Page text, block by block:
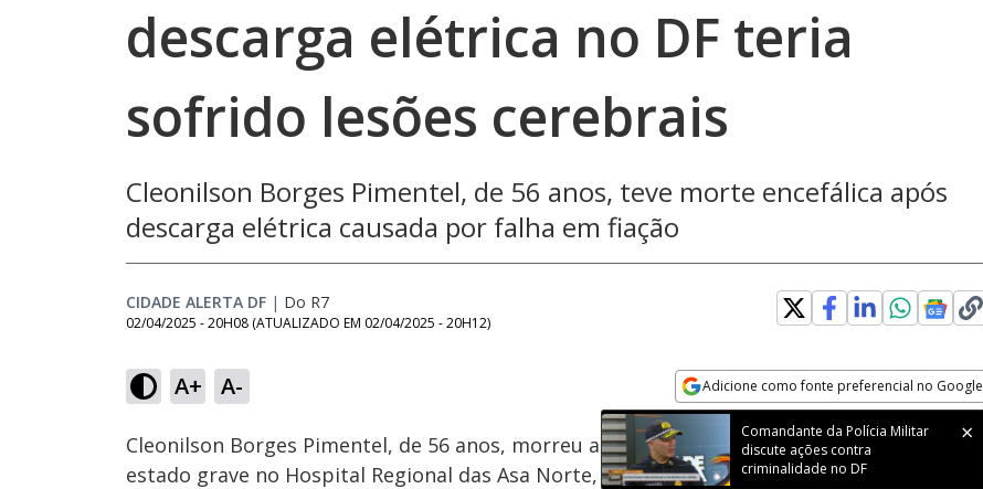
descarga elétrica no DF teria
sofrido lesões cerebrais
Cleonilson Borges Pimentel, de 56 anos, teve morte encefálica após
descarga elétrica causada por falha em fiação
CIDADE ALERTA DF | Do R7
02/04/2025 - 20H08 (ATUALIZADO EM 02/04/2025 - 20H12)
A+ A- Adicione como fonte preferencial no Google
Opens in new window
Comandante da Polícia Militar
discute ações contra
criminalidade no DF
Ativar
Som
Velocidade
Cleonilson Borges Pimentel, de 56 anos, morreu após ficar mais de 10 dias internado em
estado grave no Hospital Regional das Asa Norte, em Brasília, devido a um choque